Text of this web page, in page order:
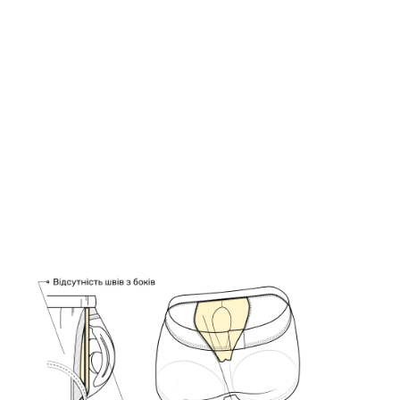
(6
0 0
1318 грн
1278 грн
Ціна для Club: 1120 грн